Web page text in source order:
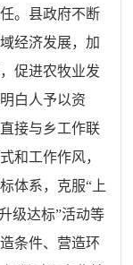
。县政府不断
经济发展，加
促进农牧业发
白人予以资
接与乡工作联
和工作作风，
体系，克服“上
级达标”活动等
条件、营造环